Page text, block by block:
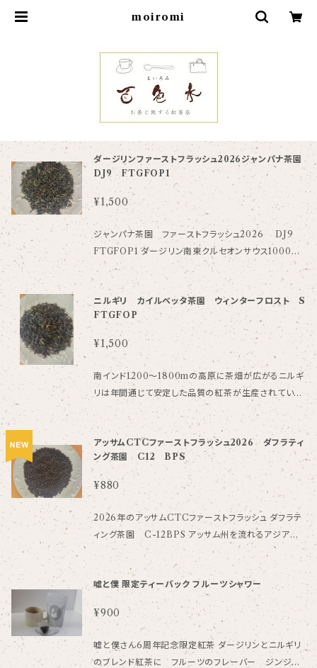
moiromi
ダージリンファーストフラッシュ2026ジャンパナ茶園
DJ9 FTGFOP1
¥1,500
ジャンパナ茶園 ファーストフラッシュ2026 DJ9
FTGFOP1 ダージリン南東クルセオンサウス1000～1
500mに位置しています。 品質の良いファーストフラッ
シュを生産することで知られています。自然環境を守り
ながら高品質の紅茶を製造するための努力を重ねてお
り世界中の国々に高く評価されています。 爽やかな若
葉の香りの中に奥行きあるまろやかな味わいを感じま
す。余韻楽しめるオーガニックティーです。 25ｇ 一回の
ご購入で発送できる個数は全商品合わせて５袋までに
なっております。
ニルギリ カイルベッタ茶園 ウィンターフロスト S
FTGFOP
¥1,500
南インド1200～1800mの高原に茶畑が広がるニルギ
リは年間通じて安定した品質の紅茶が生産されていま
す。 カイルベッタ茶園は100%オーソドックス製法を作
っており高品質な紅茶を生産しています。 中でもウィン
ターフロストは1月の気温が8～11度の晴れた朝に摘み
取られた茶葉からごくわずかしか生産されない特別な
紅茶で、ダージリンファーストフラッシュを思わせる
アッサムCTCファーストフラッシュ2026 ダフラティ
ング茶園 C12 BPS
¥880
2026年のアッサムCTCファーストフラッシュ ダフラテ
ィング茶園 C-12BPS アッサム州を流れるアジアで4
番目の大河のブラマプトラ川の南岸側のジョルハット地
区のティタバールの標高100mの比較的低地の肥沃な
土地に位置する茶園です。 しっかりした少し明るめ
の赤褐色の色合いの紅茶液からは芳醇な香りが立ち
上り、優しい甘みとまろやかなコクを味わえます。そし
てミルクを入れるとミルクの甘みが引き立ち、ミルクテ
ィーにも最適な紅茶です。 40ｇ
嘘と僕 限定ティーバック フルーツシャワー
¥900
嘘と僕さん6周年記念限定紅茶 ダージリンとニルギリ
のブレンド紅茶に フルーツのフレーバー ジンジャ